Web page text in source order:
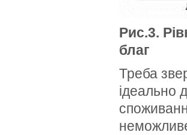
Рис.3.
благ
Треба
ідеально